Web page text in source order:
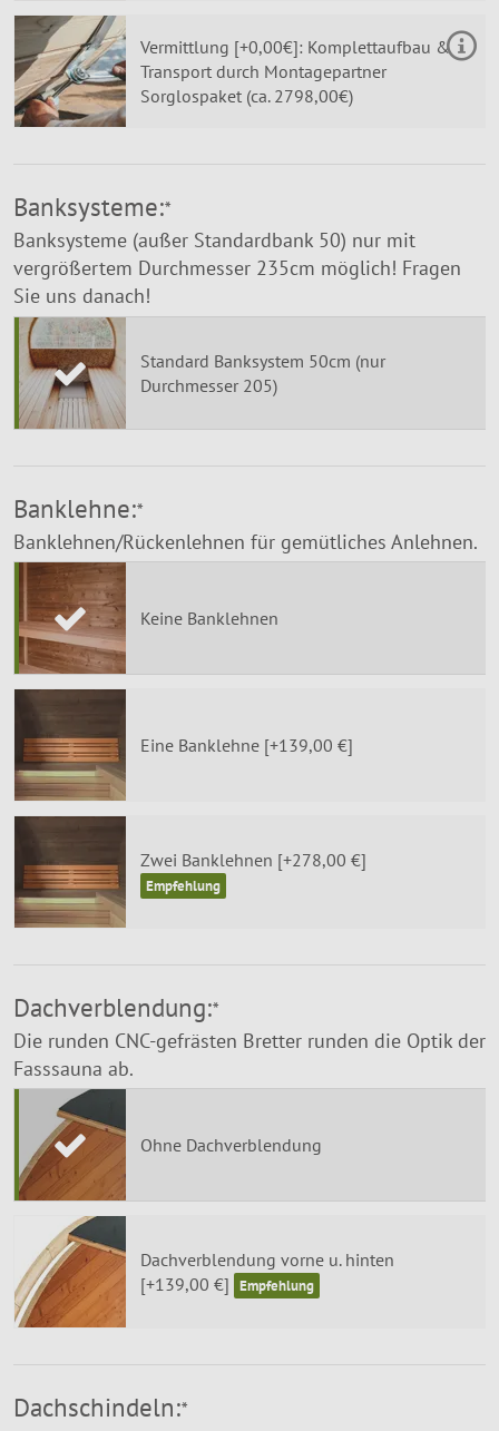
Vermittlung [+0,00€]: Komplettaufbau &
Transport durch Montagepartner
Sorglospaket (ca. 2798,00€)
Banksysteme:*
Banksysteme (außer Standardbank 50) nur mit
vergrößertem Durchmesser 235cm möglich! Fragen
Sie uns danach!
Standard Banksystem 50cm (nur
Durchmesser 205)
Banklehne:*
Banklehnen/Rückenlehnen für gemütliches Anlehnen.
Keine Banklehnen
Eine Banklehne [+139,00 €]
Zwei Banklehnen [+278,00 €]
Dachverblendung:*
Die runden CNC-gefrästen Bretter runden die Optik der
Fasssauna ab.
Ohne Dachverblendung
Dachverblendung vorne u. hinten
[+139,00 €]
Dachschindeln:*